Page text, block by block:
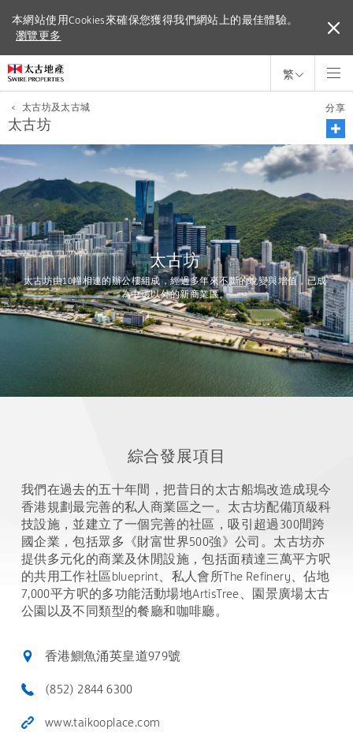
本網站使用Cookies來確保您獲得我們網站上的最佳體驗。
瀏覽更多
本網站使用Cookies來確保您獲得我們網站上的最佳體驗。
瀏覽更多
繁
< 太古坊及太古城
太古坊
分享
太古坊
太古坊由10幢相連的辦公樓組成，經過多年來不斷的蛻變與增值，已成
為中環以外的新商業區。
綜合發展項目
我們在過去的五十年間，把昔日的太古船塢改造成現今
香港規劃最完善的私人商業區之一。太古坊配備頂級科
技設施，並建立了一個完善的社區，吸引超過300間跨
國企業，包括眾多《財富世界500強》公司。太古坊亦
提供多元化的商業及休閒設施，包括面積達三萬平方呎
的共用工作社區blueprint、私人會所The Refinery、佔地
7,000平方呎的多功能活動場地ArtisTree、園景廣場太古
公園以及不同類型的餐廳和咖啡廳。
香港鰂魚涌英皇道979號
(852) 2844 6300
www.taikooplace.com